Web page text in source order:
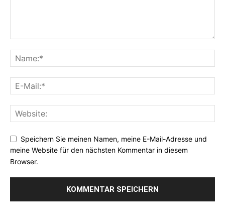
Speichern Sie meinen Namen, meine E-Mail-Adresse und
meine Website für den nächsten Kommentar in diesem
Browser.